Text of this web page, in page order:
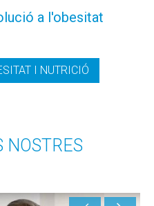
a l'obesitat
I NUTRICIÓ
NOSTRES